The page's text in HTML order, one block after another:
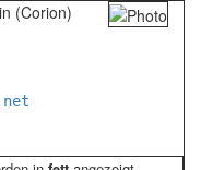
(‎Corion‎)